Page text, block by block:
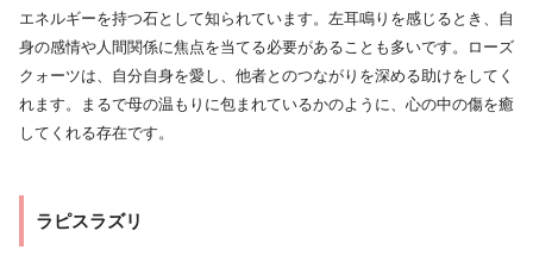
エネルギーを持つ石として知られています。左耳鳴りを感じるとき、自
身の感情や人間関係に焦点を当てる必要があることも多いです。ローズ
クォーツは、自分自身を愛し、他者とのつながりを深める助けをしてく
れます。まるで母の温もりに包まれているかのように、心の中の傷を癒
してくれる存在です。
ラピスラズリ